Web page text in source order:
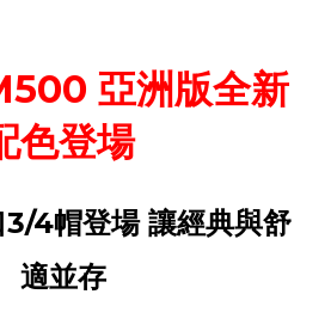
亞洲版全新
色登場
4帽登場 讓經典與舒
適並存